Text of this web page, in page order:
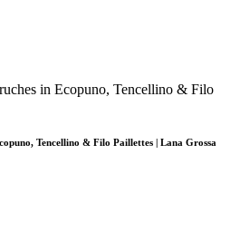
Tencellino & Filo Paillettes | Lana Grossa